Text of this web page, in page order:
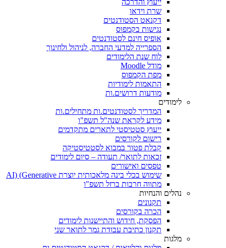
ייעוץ והדרכה
שרת וידאו
דקנאט הסטודנטים
נגישות בקמפוס
אופיס חינם לסטודנטים
הספרייה למדעי החברה, לניהול ולחינוך
לוח שנת הלימודים
מודל Moodle
מפת הקמפוס
התאמות לימודיות
מודעות דרושים.ות
לימודים
המדריך לסטודנטים.ות מתחילים.ות
מידע לקראת שנה"ל תשפ"ו
ייעוץ סטטיסטי לתארים מתקדמים
רישום לקורסים
קבלת פטור במבוא לסטטיסטיקה
זכאות לתואר/ תעודה – סיום לימודים
טפסים ואישורים
שימוש בכלי בינה מלאכותית יוצרת AI) (Generative
מתווה חרבות ברזל תשפ"ו
נהלים והנחיות
תקנונים
הכרה בקורסים
הפסקת, חידוש והתיישנות לימודים
תקנון כתיבת עבודת גמר לתואר שני
מלגות